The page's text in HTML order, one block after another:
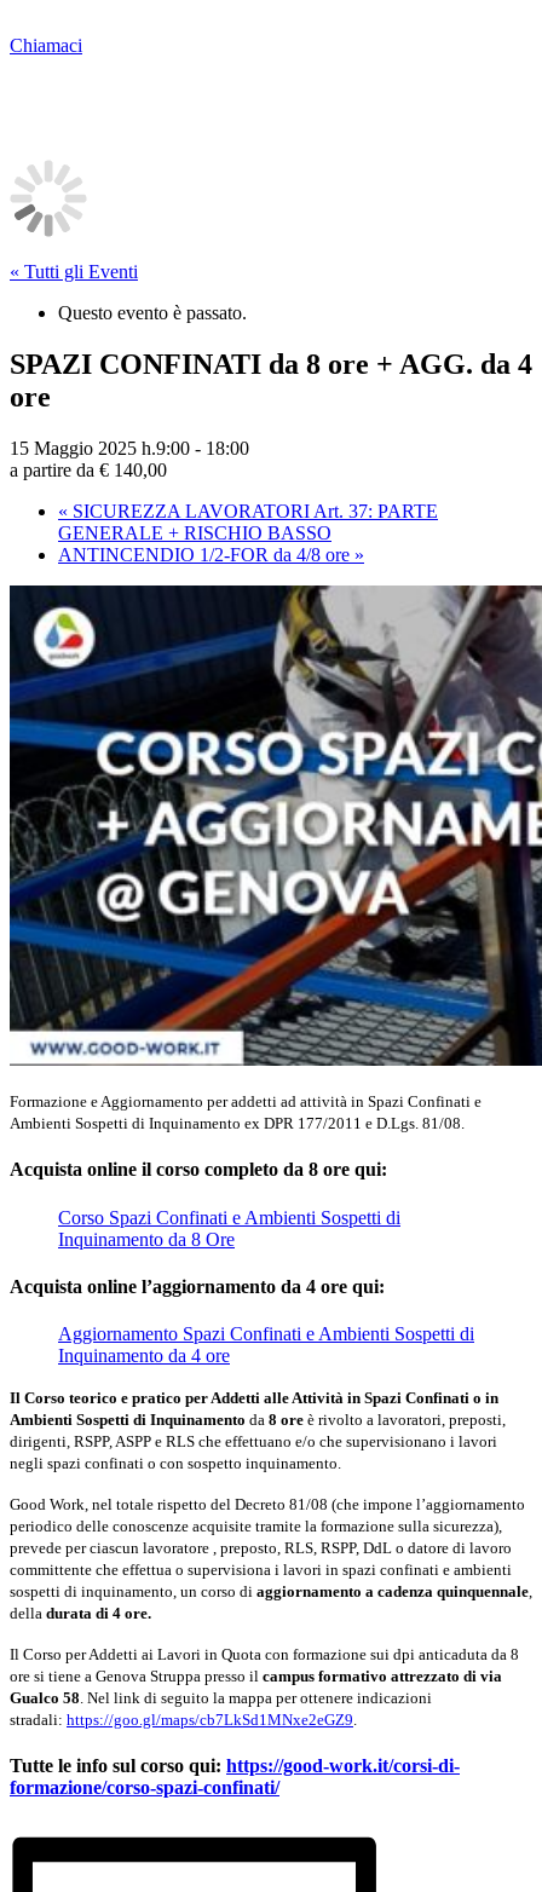
Chiamaci
« Tutti gli Eventi
Questo evento è passato.
SPAZI CONFINATI da 8 ore + AGG. da 4
ore
15 Maggio 2025 h.9:00 - 18:00
a partire da € 140,00
« SICUREZZA LAVORATORI Art. 37: PARTE
GENERALE + RISCHIO BASSO
ANTINCENDIO 1/2-FOR da 4/8 ore »
Formazione e Aggiornamento per addetti ad attività in Spazi Confinati e
Ambienti Sospetti di Inquinamento ex DPR 177/2011 e D.Lgs. 81/08.
Acquista online il corso completo da 8 ore qui:
Corso Spazi Confinati e Ambienti Sospetti di
Inquinamento da 8 Ore
Acquista online l’aggiornamento da 4 ore qui:
Aggiornamento Spazi Confinati e Ambienti Sospetti di
Inquinamento da 4 ore
Il Corso teorico e pratico per Addetti alle Attività in Spazi Confinati o in
Ambienti Sospetti di Inquinamento da 8 ore è rivolto a lavoratori, preposti,
dirigenti, RSPP, ASPP e RLS che effettuano e/o che supervisionano i lavori
negli spazi confinati o con sospetto inquinamento.
Good Work, nel totale rispetto del Decreto 81/08 (che impone l’aggiornamento
periodico delle conoscenze acquisite tramite la formazione sulla sicurezza),
prevede per ciascun lavoratore , preposto, RLS, RSPP, DdL o datore di lavoro
committente che effettua o supervisiona i lavori in spazi confinati e ambienti
sospetti di inquinamento, un corso di aggiornamento a cadenza quinquennale,
della durata di 4 ore.
Il Corso per Addetti ai Lavori in Quota con formazione sui dpi anticaduta da 8
ore si tiene a Genova Struppa presso il campus formativo attrezzato di via
Gualco 58. Nel link di seguito la mappa per ottenere indicazioni
stradali: https://goo.gl/maps/cb7LkSd1MNxe2eGZ9.
Tutte le info sul corso qui: https://good-work.it/corsi-di-
formazione/corso-spazi-confinati/